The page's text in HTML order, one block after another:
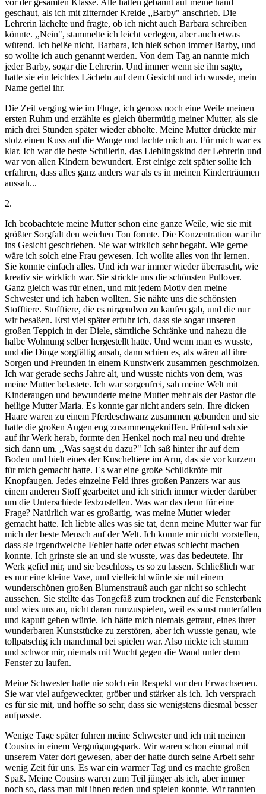
geschaut, als ich mit zitternder Kreide ,,Barby" anschrieb. Die
Lehrerin lächelte und fragte, ob ich nicht auch Barbara schreiben
könnte. ,,Nein", stammelte ich leicht verlegen, aber auch etwas
wütend. Ich heiße nicht, Barbara, ich hieß schon immer Barby, und
so wollte ich auch genannt werden. Von dem Tag an nannte mich
jeder Barby, sogar die Lehrerin. Und immer wenn sie ihn sagte,
hatte sie ein leichtes Lächeln auf dem Gesicht und ich wusste, mein
Name gefiel ihr.
Die Zeit verging wie im Fluge, ich genoss noch eine Weile meinen
ersten Ruhm und erzählte es gleich übermütig meiner Mutter, als sie
mich drei Stunden später wieder abholte. Meine Mutter drückte mir
stolz einen Kuss auf die Wange und lachte mich an. Für mich war es
klar. Ich war die beste Schülerin, das Lieblingskind der Lehrerin und
war von allen Kindern bewundert. Erst einige zeit später sollte ich
erfahren, dass alles ganz anders war als es in meinen Kinderträumen
aussah...
2.
Ich beobachtete meine Mutter schon eine ganze Weile, wie sie mit
größter Sorgfalt den weichen Ton formte. Die Konzentration war ihr
ins Gesicht geschrieben. Sie war wirklich sehr begabt. Wie gerne
wäre ich solch eine Frau gewesen. Ich wollte alles von ihr lernen.
Sie konnte einfach alles. Und ich war immer wieder überrascht, wie
kreativ sie wirklich war. Sie strickte uns die schönsten Pullover.
Ganz gleich was für einen, und mit jedem Motiv den meine
Schwester und ich haben wollten. Sie nähte uns die schönsten
Stofftiere. Stofftiere, die es nirgendwo zu kaufen gab, und die nur
wir besaßen. Erst viel später erfuhr ich, dass sie sogar unseren
großen Teppich in der Diele, sämtliche Schränke und nahezu die
halbe Wohnung selber hergestellt hatte. Und wenn man es wusste,
und die Dinge sorgfältig ansah, dann schien es, als wären all ihre
Sorgen und Freunden in einem Kunstwerk zusammen geschmolzen.
Ich war gerade sechs Jahre alt, und wusste nichts von dem, was
meine Mutter belastete. Ich war sorgenfrei, sah meine Welt mit
Kinderaugen und bewunderte meine Mutter mehr als der Pastor die
heilige Mutter Maria. Es konnte gar nicht anders sein. Ihre dicken
Haare waren zu einem Pferdeschwanz zusammen gebunden und sie
hatte die großen Augen eng zusammengekniffen. Prüfend sah sie
auf ihr Werk herab, formte den Henkel noch mal neu und drehte
sich dann um. ,,Was sagst du dazu?" Ich saß hinter ihr auf dem
Boden und hielt eines der Kuscheltiere im Arm, das sie vor kurzem
für mich gemacht hatte. Es war eine große Schildkröte mit
Knopfaugen. Jedes einzelne Feld ihres großen Panzers war aus
einem anderen Stoff gearbeitet und ich strich immer wieder darüber
um die Unterschiede festzustellen. Was war das denn für eine
Frage? Natürlich war es großartig, was meine Mutter wieder
gemacht hatte. Ich liebte alles was sie tat, denn meine Mutter war für
mich der beste Mensch auf der Welt. Ich konnte mir nicht vorstellen,
dass sie irgendwelche Fehler hatte oder etwas schlecht machen
konnte. Ich grinste sie an und sie wusste, was das bedeutete. Ihr
Werk gefiel mir, und sie beschloss, es so zu lassen. Schließlich war
es nur eine kleine Vase, und vielleicht würde sie mit einem
wunderschönen großen Blumenstrauß auch gar nicht so schlecht
aussehen. Sie stellte das Tongefäß zum trocknen auf die Fensterbank
und wies uns an, nicht daran rumzuspielen, weil es sonst runterfallen
und kaputt gehen würde. Ich hätte mich niemals getraut, eines ihrer
wunderbaren Kunststücke zu zerstören, aber ich wusste genau, wie
tollpatschig ich manchmal bei spielen war. Also nickte ich stumm
und schwor mir, niemals mit Wucht gegen die Wand unter dem
Fenster zu laufen.
Meine Schwester hatte nie solch ein Respekt vor den Erwachsenen.
Sie war viel aufgeweckter, gröber und stärker als ich. Ich versprach
es für sie mit, und hoffte so sehr, dass sie wenigstens diesmal besser
aufpasste.
Wenige Tage später fuhren meine Schwester und ich mit meinen
Cousins in einem Vergnügungspark. Wir waren schon einmal mit
unserem Vater dort gewesen, aber der hatte durch seine Arbeit sehr
wenig Zeit für uns. Es war ein warmer Tag und es machte großen
Spaß. Meine Cousins waren zum Teil jünger als ich, aber immer
noch so, dass man mit ihnen reden und spielen konnte. Wir rannten